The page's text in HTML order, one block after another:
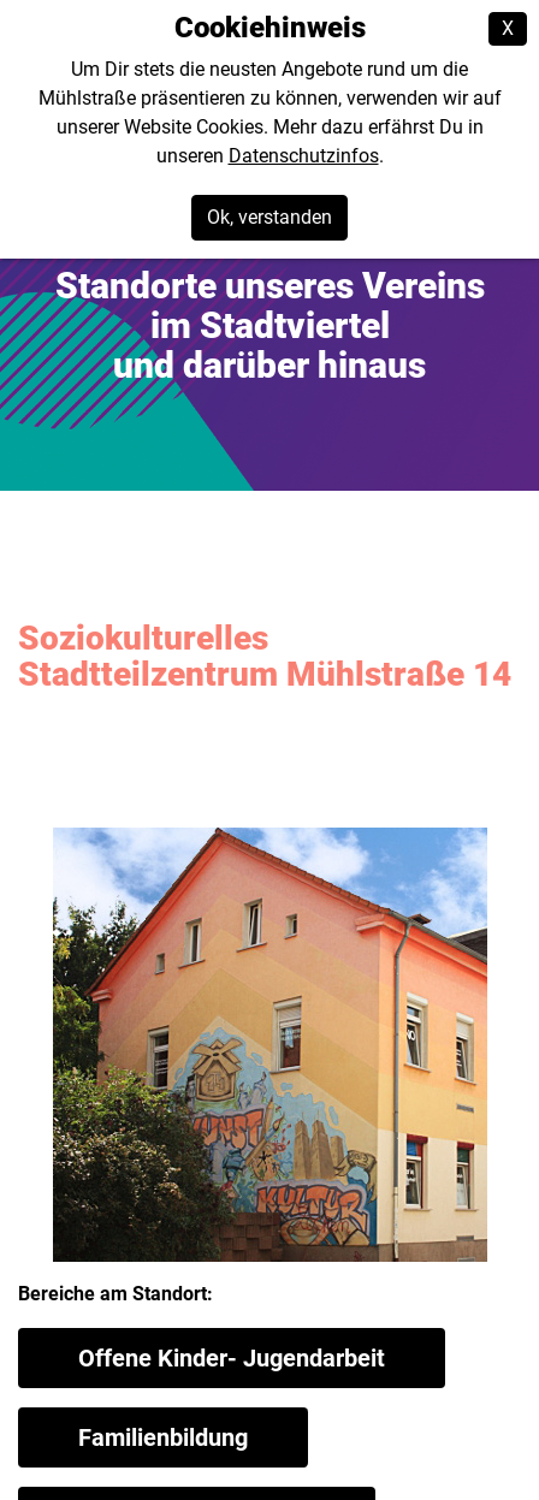
Cookiehinweis
Um Dir stets die neusten Angebote rund um die
Mühlstraße präsentieren zu können, verwenden wir auf
unserer Website Cookies. Mehr dazu erfährst Du in
unseren Datenschutzinfos.
Ok, verstanden
X
Standorte unseres Vereins
im Stadtviertel
und darüber hinaus
Soziokulturelles
Stadtteilzentrum Mühlstraße 14
Bereiche am Standort:
Offene Kinder- Jugendarbeit
Familienbildung